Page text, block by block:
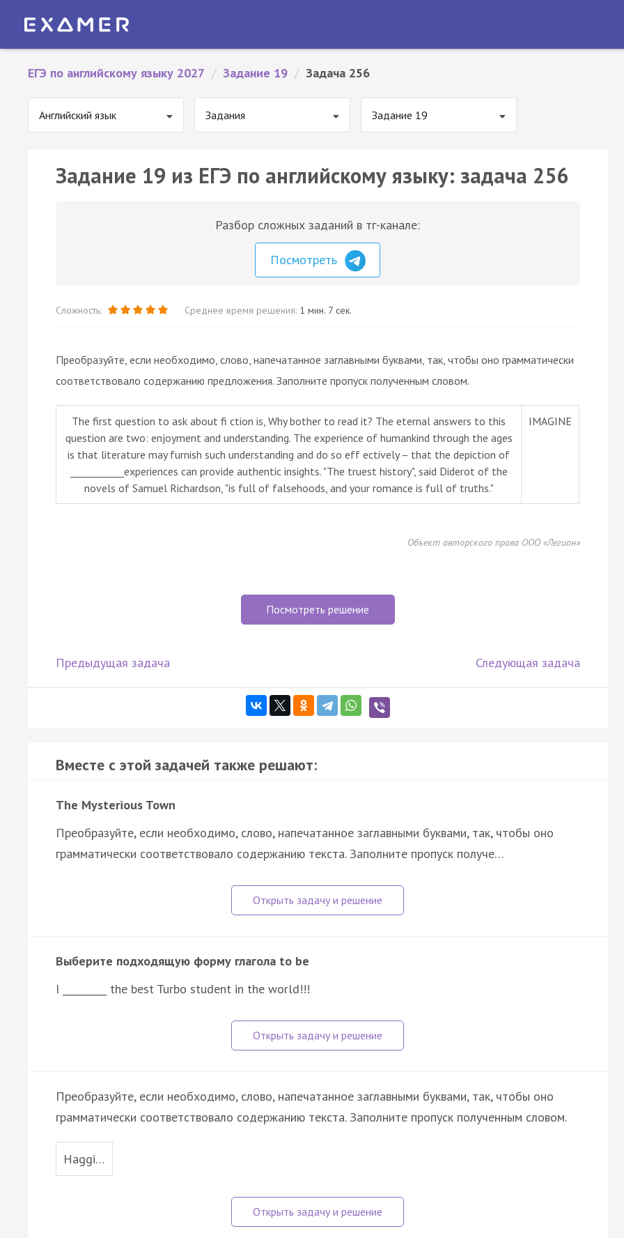
ЕГЭ по английскому языку 2027 / Задание 19 / Задача 256
Английский язык Задания Задание 19
Задание 19 из ЕГЭ по английскому языку: задача 256
Разбор сложных заданий в тг-канале:
Посмотреть
Сложность: Среднее время решения: 1 мин. 7 сек.
Преобразуйте, если необходимо, слово, напечатанное заглавными буквами, так, чтобы оно грамматически
соответствовало содержанию предложения. Заполните пропуск полученным словом.
The first question to ask about fi ction is, Why bother to read it? The eternal answers to this
question are two: enjoyment and understanding. The experience of humankind through the ages
is that literature may furnish such understanding and do so eff ectively – that the depiction of
___________experiences can provide authentic insights. "The truest history", said Diderot of the
novels of Samuel Richardson, "is full of falsehoods, and your romance is full of truths."
IMAGINE
Объект авторского права ООО «Легион»
Посмотреть решение
Предыдущая задача Следующая задача
Вместе с этой задачей также решают:
The Mysterious Town
Преобразуйте, если необходимо, слово, напечатанное заглавными буквами, так, чтобы оно
грамматически соответствовало содержанию текста. Заполните пропуск получе…
Выберите подходящую форму глагола to be
I _________ the best Turbo student in the world!!!
Преобразуйте, если необходимо, слово, напечатанное заглавными буквами, так, чтобы оно
грамматически соответствовало содержанию текста. Заполните пропуск полученным словом.
Haggi…